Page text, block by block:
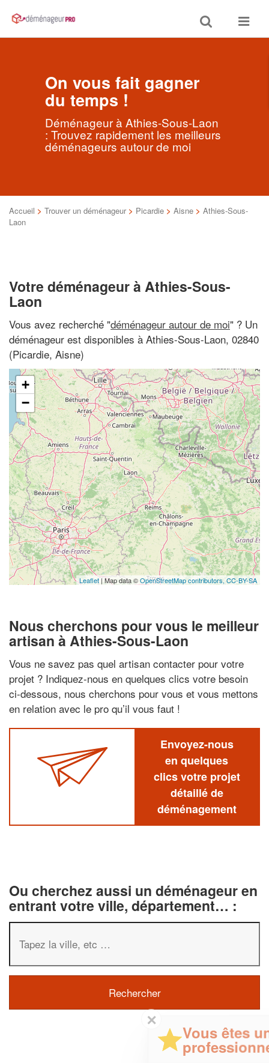
Toggle
search
Toggle
On vous fait gagner
du temps !
Déménageur à Athies-Sous-Laon
: Trouvez rapidement les meilleurs
déménageurs autour de moi
Accueil > Trouver un déménageur > Picardie > Aisne > Athies-Sous-
Laon
Votre déménageur à Athies-Sous-
Laon
Vous avez recherché "déménageur autour de moi" ? Un
déménageur est disponibles à Athies-Sous-Laon, 02840
(Picardie, Aisne)
+
−
Leaflet | Map data ©OpenStreetMap contributors, CC-BY-SA
Nous cherchons pour vous le meilleur
artisan à Athies-Sous-Laon
Vous ne savez pas quel artisan contacter pour votre
projet ? Indiquez-nous en quelques clics votre besoin
ci-dessous, nous cherchons pour vous et vous mettons
en relation avec le pro qu’il vous faut !
Envoyez-nous
en quelques
clics votre projet
détaillé de
déménagement
Ou cherchez aussi un déménageur en
entrant votre ville, département… :
Vous êtes un
professionnel ?